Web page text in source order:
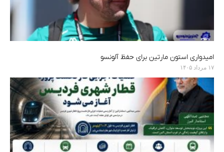
امیدواری استون مارتین برای حفظ آلونسو
۱۷ مرداد ۱۴۰۵